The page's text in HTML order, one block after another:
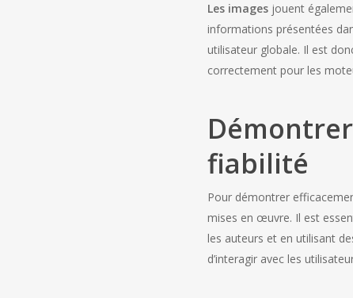
Les images jouent
informations présentées
utilisateur globale. Il est
correctement pour les
Démontrer
fiabilité
Pour démontrer
mises en œuvre. Il est
les auteurs et en utilisant
d’interagir avec les